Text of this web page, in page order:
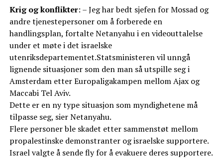
Krig og konflikter: – Jeg har bedt sjefen for Mossad og
andre tjenestepersoner om å forberede en
handlingsplan, fortalte Netanyahu i en videouttalelse
under et møte i det israelske
utenriksdepartementet.Statsministeren vil unngå
lignende situasjoner som den man så utspille seg i
Amsterdam etter Europaligakampen mellom Ajax og
Maccabi Tel Aviv.
Dette er en ny type situasjon som myndighetene må
tilpasse seg, sier Netanyahu.
Flere personer ble skadet etter sammenstøt mellom
propalestinske demonstranter og israelske supportere.
Israel valgte å sende fly for å evakuere deres supportere.